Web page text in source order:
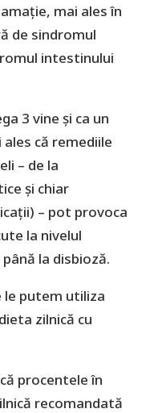
mai ales în
de sindromul
intestinului
3 vine și ca un
că remediile
– de la
și chiar
– pot provoca
la nivelul
la disbioză.
le putem utiliza
zilnică cu
procentele în
recomandată